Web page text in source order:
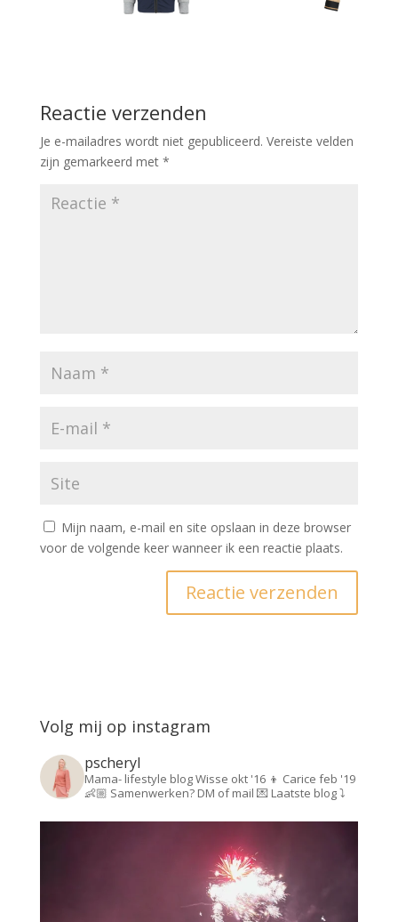
Reactie verzenden
Je e-mailadres wordt niet gepubliceerd. Vereiste velden
zijn gemarkeerd met *
Mijn naam, e-mail en site opslaan in deze browser
voor de volgende keer wanneer ik een reactie plaats.
Volg mij op instagram
pscheryl
Mama- lifestyle blogWisse okt '16 👦 Carice feb '19
👶🏼 Samenwerken? DM of mail 💌Laatste blog ⤵️